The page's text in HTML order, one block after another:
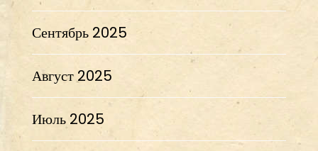
Сентябрь 2025
Август 2025
Июль 2025